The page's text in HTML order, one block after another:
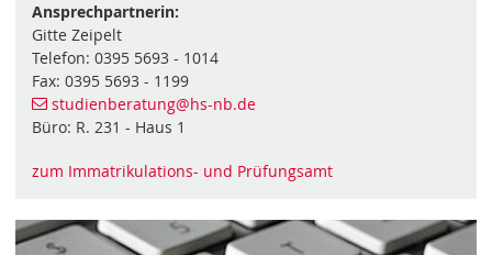
Ansprechpartnerin:
Gitte Zeipelt
Telefon: 0395 5693 - 1014
Fax: 0395 5693 - 1199
studienberatung@hs-nb.de
Büro: R. 231 - Haus 1
zum Immatrikulations- und Prüfungsamt